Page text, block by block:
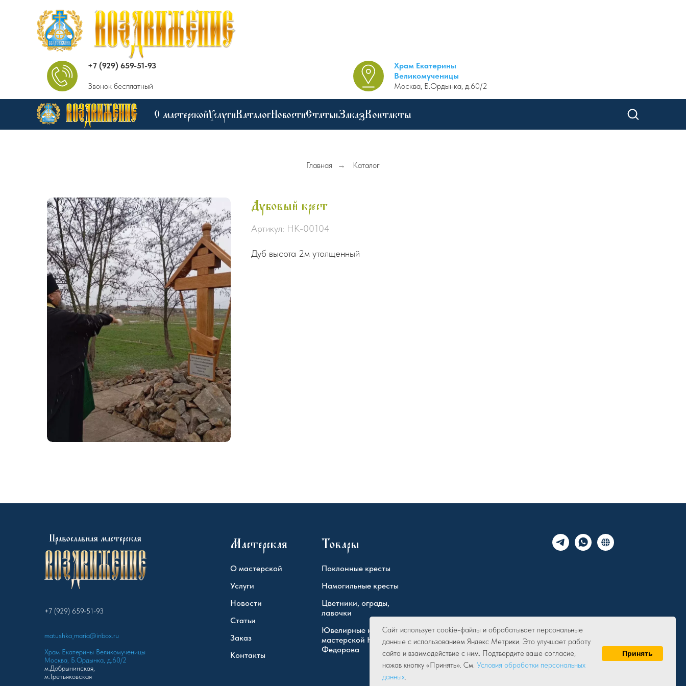
+7 (929) 659-51-93
Звонок бесплатный
Храм Екатерины
Великомученицы
Москва, Б.Ордынка, д.60/2
О мастерскойУслугиКаталогНовостиСтатьиЗаказКонтакты
Главная → Каталог
Дубовый крест
Артикул: НК-00104
Дуб высота 2м утолщенный
Сайт использует cookie-файлы и обрабатывает персональные
данные с использованием Яндекс Метрики. Это улучшает работу
сайта и взаимодействие с ним. Подтвердите ваше согласие,
нажав кнопку «Принять». См. Условия обработки персональных
данных.
Принять
+7 (929) 659-51-93
matushka_maria@inbox.ru
Храм Екатерины Великомученицы
Москва, Б.Ордынка, д.60/2
м.Добрынинская,
м.Третьяковская
Мастерская
О мастерской
Услуги
Новости
Статьи
Заказ
Контакты
Товары
Поклонные кресты
Намогильные кресты
Цветники, ограды,
лавочки
Ювелирные кресты
мастерской Юрия
Федорова